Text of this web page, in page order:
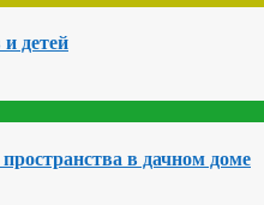
детей
в дачном доме